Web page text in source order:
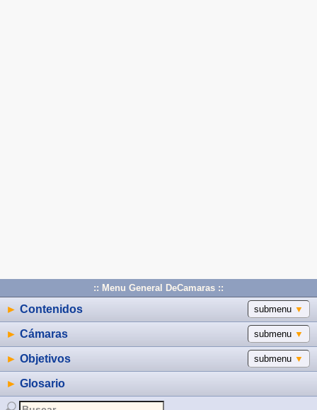
:: Menu General DeCamaras ::
submenu ▼
► Contenidos
submenu ▼
► Cámaras
submenu ▼
► Objetivos
► Glosario